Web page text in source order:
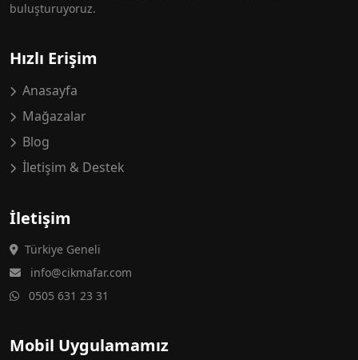
buluşturuyoruz.
Hızlı Erişim
Anasayfa
Mağazalar
Blog
İletişim & Destek
İletişim
Türkiye Geneli
info@cikmafar.com
0505 631 23 31
Mobil Uygulamamız